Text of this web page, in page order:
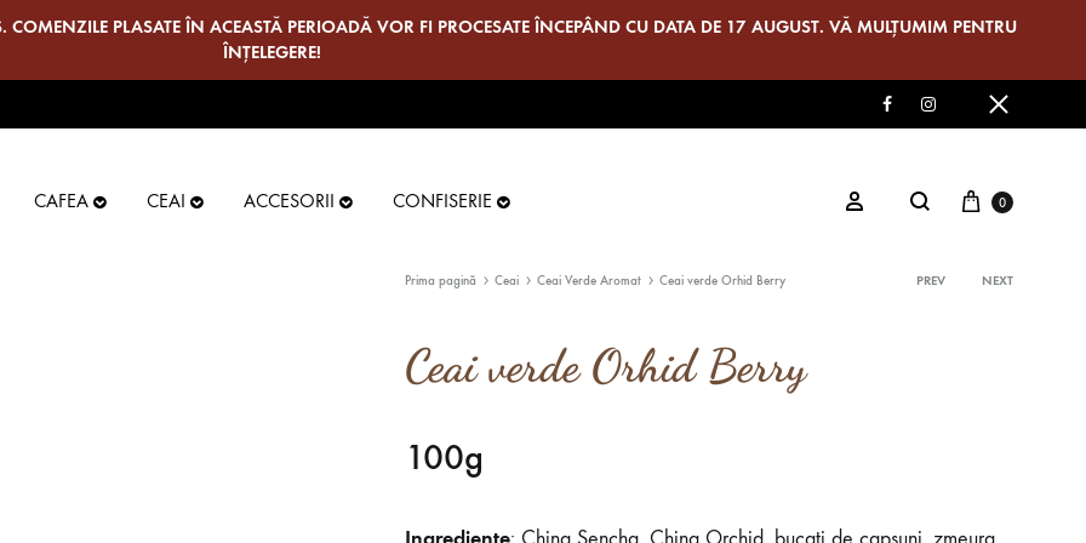
PLASATE ÎN ACEASTĂ PERIOADĂ VOR FI PROCESATE ÎNCEPÂND CU DATA DE 17 AUGUST. VĂ MULȚUMIM PENTRU
ÎNȚELEGERE!
FacebookInstagram
CAFEA CEAI
CEAI VERDE
ACCESORII CONFISERIE LogareSearch Cos
0
Prima pagină Ceai Ceai Verde Aromat Ceai verde Orhid Berry PREV NEXT
Ceai verde Orhid Berry
100g